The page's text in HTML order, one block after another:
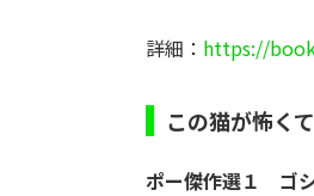
詳細： https://
この猫が怖く
ポー傑作選１ ゴ